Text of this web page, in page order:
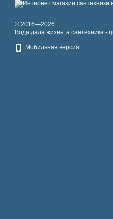
© 2016—2026
Вода дала жизнь, а сантехника -
Мобильная версия